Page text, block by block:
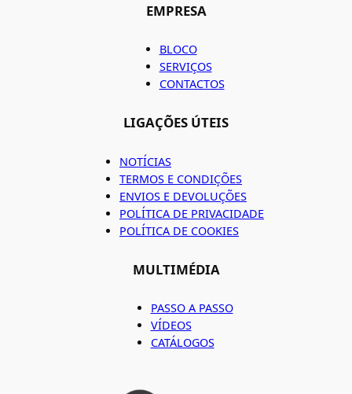
EMPRESA
BLOCO
SERVIÇOS
CONTACTOS
LIGAÇÕES ÚTEIS
NOTÍCIAS
TERMOS E CONDIÇÕES
ENVIOS E DEVOLUÇÕES
POLÍTICA DE PRIVACIDADE
POLÍTICA DE COOKIES
MULTIMÉDIA
PASSO A PASSO
VÍDEOS
CATÁLOGOS